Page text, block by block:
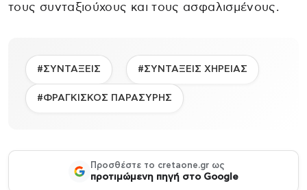
τους συνταξιούχους και τους ασφαλισμένους.
#ΣΥΝΤΑΞΕΙΣ #ΣΥΝΤΑΞΕΙΣ ΧΗΡΕΙΑΣ
#ΦΡΑΓΚΙΣΚΟΣ ΠΑΡΑΣΥΡΗΣ
Προσθέστε το cretaone.gr ως
προτιμώμενη πηγή στο Google